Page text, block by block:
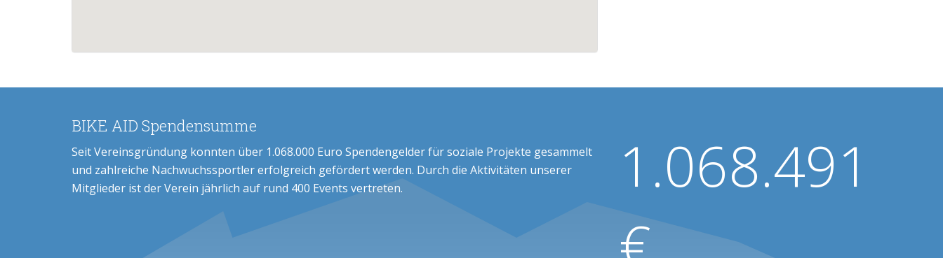
BIKE AID Spendensumme
Seit Vereinsgründung konnten über 1.068.000 Euro Spendengelder für soziale Projekte gesammelt
und zahlreiche Nachwuchssportler erfolgreich gefördert werden. Durch die Aktivitäten unserer
Mitglieder ist der Verein jährlich auf rund 400 Events vertreten.
1.068.491